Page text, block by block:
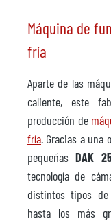
Máquina de
fría
Aparte de las
caliente, este
producción de
fría. Gracias a una
pequeñasDAK
tecnología de
distintos tipos
hasta los más